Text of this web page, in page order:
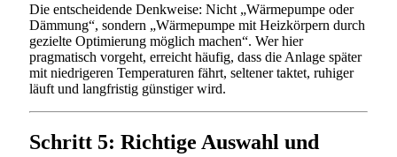
Die entscheidende Denkweise: Nicht „Wärmepumpe oder
Dämmung“, sondern „Wärmepumpe mit Heizkörpern durch
gezielte Optimierung möglich machen“. Wer hier
pragmatisch vorgeht, erreicht häufig, dass die Anlage später
mit niedrigeren Temperaturen fährt, seltener taktet, ruhiger
läuft und langfristig günstiger wird.
Schritt 5: Richtige Auswahl und